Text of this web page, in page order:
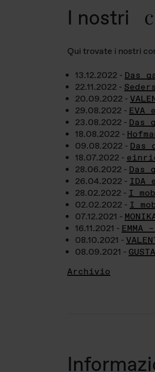
I nostri
Qui trovate i nostri
13.12.2022 - Das
22.11.2022 -
20.09.2022 -
29.08.2022 - EVA
23.08.2022 - Das
18.08.2022 -
09.08.2022 - Das
18.07.2022 -
28.06.2022 - Das
26.04.2022 - IDA
28.02.2022 - I
02.02.2022 - I
07.12.2021 -
16.11.2021 -
08.10.2021 -
08.09.2021 -
Archivio